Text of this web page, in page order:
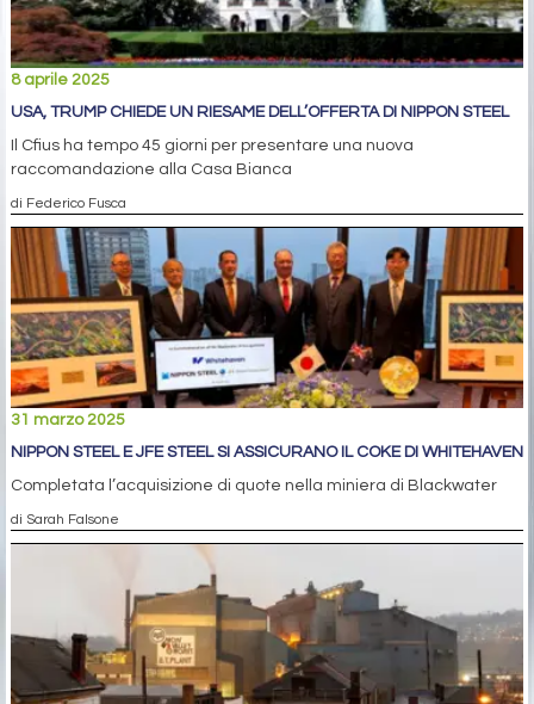
8 aprile 2025
USA, TRUMP CHIEDE UN RIESAME DELL’OFFERTA DI NIPPON STEEL
Il Cfius ha tempo 45 giorni per presentare una nuova
raccomandazione alla Casa Bianca
di Federico Fusca
31 marzo 2025
NIPPON STEEL E JFE STEEL SI ASSICURANO IL COKE DI WHITEHAVEN
Completata l’acquisizione di quote nella miniera di Blackwater
di Sarah Falsone